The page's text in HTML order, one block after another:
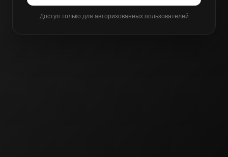
Доступ только для авторизованных пользователей